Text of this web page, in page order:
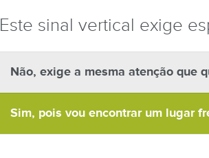
Este sinal vertical exige
Não, exige a mesma atenção que
Sim, pois vou encontrar um lugar